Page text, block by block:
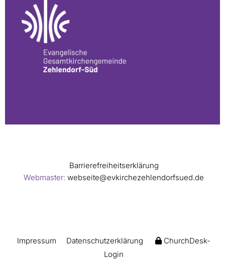
Barrierefreiheitserklärung
Webmaster: webseite@evkirchezehlendorfsued.de
Impressum Datenschutzerklärung
ChurchDesk-
Login